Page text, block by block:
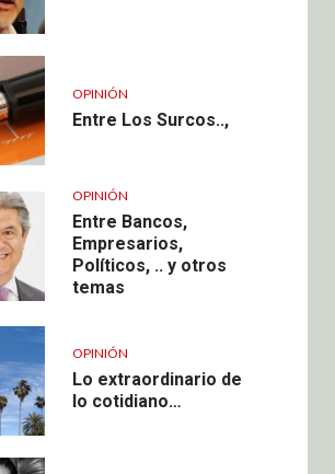
OPINIÓN
Entre Los Surcos..,
OPINIÓN
Entre Bancos,
Empresarios,
Políticos, .. y otros
temas
OPINIÓN
Lo extraordinario de
lo cotidiano…